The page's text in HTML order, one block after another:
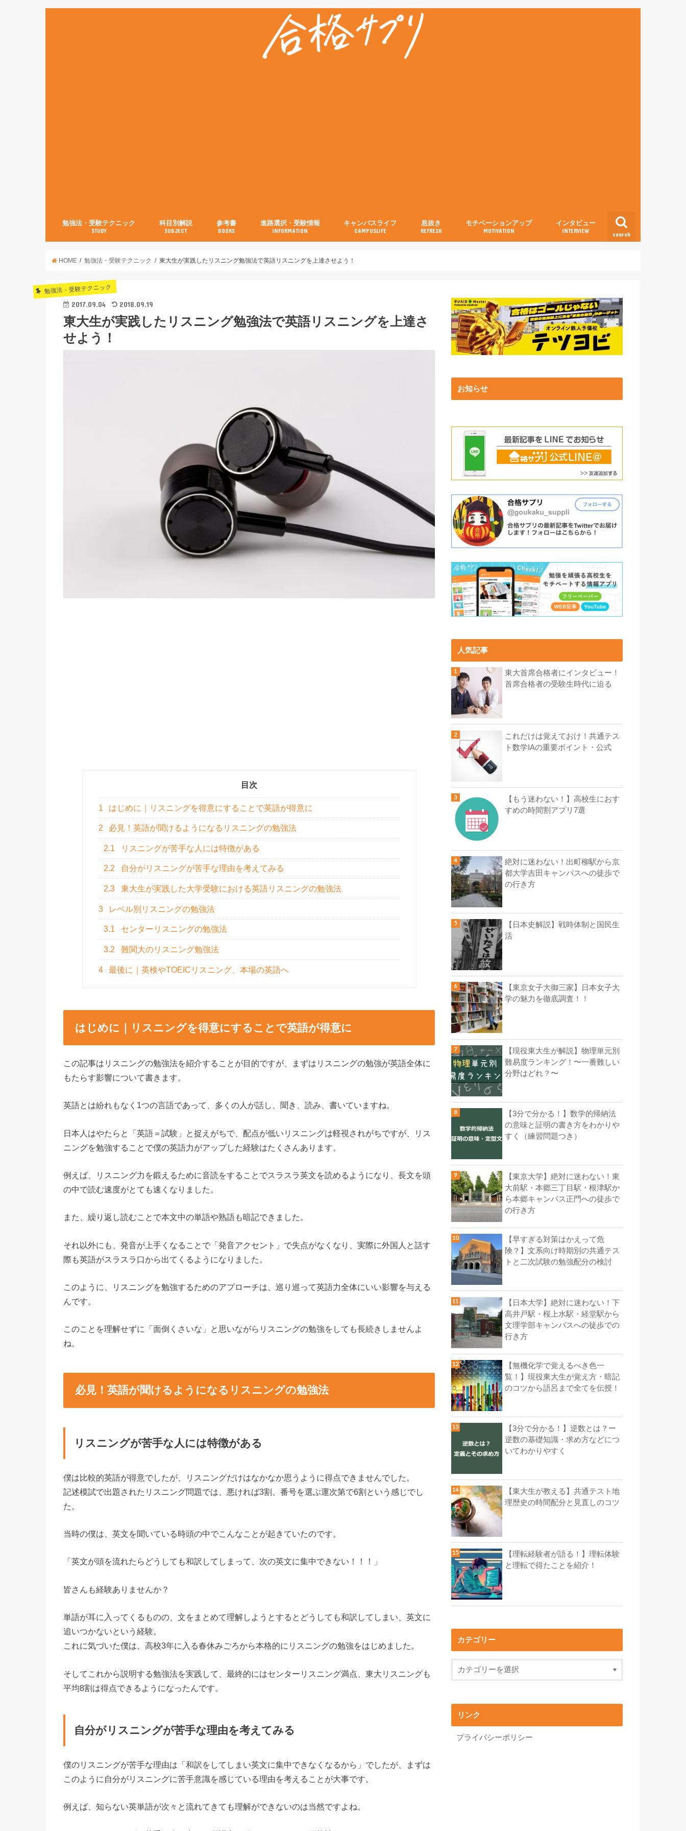
search
勉強法・受験テクニック
STUDY
科目別解説
SUBJECT
参考書
BOOKS
進路選択・受験情報
INFORMATION
キャンパスライフ
CAMPUSLIFE
息抜き
REFRESH
モチベーションアップ
MOTIVATION
インタビュー
INTERVIEW
HOME 勉強法・受験テクニック 東大生が実践したリスニング勉強法で英語リスニングを上達させよう！
勉強法・受験テクニック
2017.09.04 2018.09.19
東大生が実践したリスニング勉強法で英語リスニングを上達さ
せよう！
目次
1 はじめに｜リスニングを得意にすることで英語が得意に
2 必見！英語が聞けるようになるリスニングの勉強法
2.1 リスニングが苦手な人には特徴がある
2.2 自分がリスニングが苦手な理由を考えてみる
2.3 東大生が実践した大学受験における英語リスニングの勉強法
3 レベル別リスニングの勉強法
3.1 センターリスニングの勉強法
3.2 難関大のリスニング勉強法
4 最後に｜英検やTOEICリスニング、本場の英語へ
はじめに｜リスニングを得意にすることで英語が得意に
この記事はリスニングの勉強法を紹介することが目的ですが、まずはリスニングの勉強が英語全体に
もたらす影響について書きます。
英語とは紛れもなく1つの言語であって、多くの人が話し、聞き、読み、書いていますね。
日本人はやたらと「英語＝試験」と捉えがちで、配点が低いリスニングは軽視されがちですが、リス
ニングを勉強することで僕の英語力がアップした経験はたくさんあります。
例えば、リスニング力を鍛えるために音読をすることでスラスラ英文を読めるようになり、長文を頭
の中で読む速度がとても速くなりました。
また、繰り返し読むことで本文中の単語や熟語も暗記できました。
それ以外にも、発音が上手くなることで「発音アクセント」で失点がなくなり、実際に外国人と話す
際も英語がスラスラ口から出てくるようになりました。
このように、リスニングを勉強するためのアプローチは、巡り巡って英語力全体にいい影響を与える
んです。
このことを理解せずに「面倒くさいな」と思いながらリスニングの勉強をしても長続きしませんよ
ね。
必見！英語が聞けるようになるリスニングの勉強法
リスニングが苦手な人には特徴がある
僕は比較的英語が得意でしたが、リスニングだけはなかなか思うように得点できませんでした。
記述模試で出題されたリスニング問題では、悪ければ3割、番号を選ぶ運次第で6割という感じでし
た。
当時の僕は、英文を聞いている時頭の中でこんなことが起きていたのです。
「英文が頭を流れたらどうしても和訳してしまって、次の英文に集中できない！！！」
皆さんも経験ありませんか？
単語が耳に入ってくるものの、文をまとめて理解しようとするとどうしても和訳してしまい、英文に
追いつかないという経験。
これに気づいた僕は、高校3年に入る春休みごろから本格的にリスニングの勉強をはじめました。
そしてこれから説明する勉強法を実践して、最終的にはセンターリスニング満点、東大リスニングも
平均8割は得点できるようになったんです。
自分がリスニングが苦手な理由を考えてみる
僕のリスニングが苦手な理由は「和訳をしてしまい英文に集中できなくなるから」でしたが、まずは
このように自分がリスニングに苦手意識を感じている理由を考えることが大事です。
例えば、知らない英単語が次々と流れてきても理解ができないのは当然ですよね。
お知らせ
人気記事
東大首席合格者にインタビュー！
首席合格者の受験生時代に迫る
これだけは覚えておけ！共通テス
ト数学IAの重要ポイント・公式
【もう迷わない！】高校生におす
すめの時間割アプリ7選
絶対に迷わない！出町柳駅から京
都大学吉田キャンパスへの徒歩で
の行き方
【日本史解説】戦時体制と国民生
活
【東京女子大御三家】日本女子大
学の魅力を徹底調査！！
【現役東大生が解説】物理単元別
難易度ランキング！〜一番難しい
分野はどれ？〜
【3分で分かる！】数学的帰納法
の意味と証明の書き方をわかりや
すく（練習問題つき）
【東京大学】絶対に迷わない！東
大前駅・本郷三丁目駅・根津駅か
ら本郷キャンパス正門への徒歩で
の行き方
【早すぎる対策はかえって危
険？】文系向け時期別の共通テス
トと二次試験の勉強配分の検討
【日本大学】絶対に迷わない！下
高井戸駅・桜上水駅・経堂駅から
文理学部キャンパスへの徒歩での
行き方
【無機化学で覚えるべき色一
覧！】現役東大生が覚え方・暗記
のコツから語呂まで全てを伝授！
【3分で分かる！】逆数とは？ー
逆数の基礎知識・求め方などにつ
いてわかりやすく
【東大生が教える】共通テスト地
理歴史の時間配分と見直しのコツ
【理転経験者が語る！】理転体験
と理転で得たことを紹介！
カテゴリー
リンク
プライバシーポリシー